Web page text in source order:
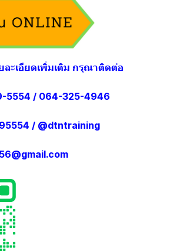
ละเอียดเพิ่มเติม กรุณาติดต่อ
5554 / 064-325-4946
/ @dtntraining